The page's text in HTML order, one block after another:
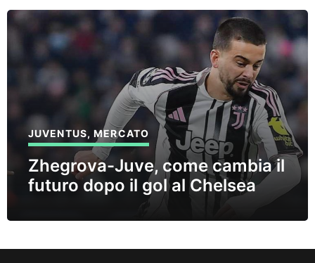
JUVENTUS,MERCATO
Zhegrova-Juve, come cambia il
futuro dopo il gol al Chelsea